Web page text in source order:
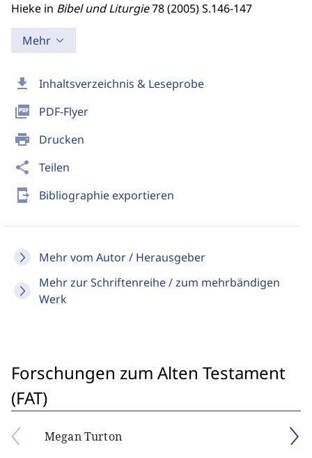
download Inhaltsverzeichnis & Leseprobe
picture_as_pdf PDF-Flyer
print Drucken
share Teilen
send_to_mobile Bibliographie exportieren
Mehr vom Autor / Herausgeber
Mehr zur Schriftenreihe / zum mehrbändigen
Werk
Hieke in Bibel und Liturgie78 (2005) S.146-147
Mehr
Forschungen zum Alten Testament
(FAT)
Megan Turton